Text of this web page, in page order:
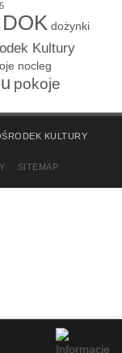
DOK dożynki
Kultury
nocleg
pokoje
KULTURY
SITEMAP